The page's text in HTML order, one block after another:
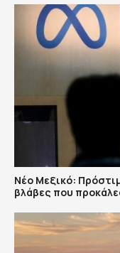
Νέο Μεξικό:
βλάβες που